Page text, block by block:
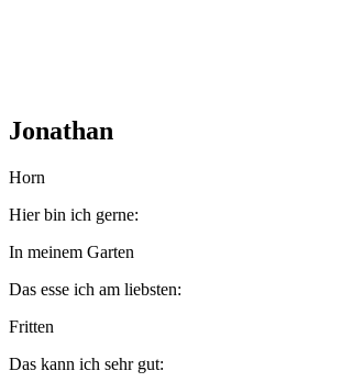
Jonathan
Horn
Hier bin ich gerne:
In meinem Garten
Das esse ich am liebsten:
Fritten
Das kann ich sehr gut: